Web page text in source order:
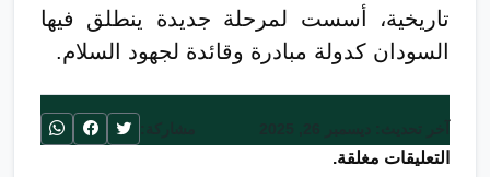
تاريخية، أسست لمرحلة جديدة ينطلق فيها
السودان كدولة مبادرة وقائدة لجهود السلام.
التعليقات مغلقة.